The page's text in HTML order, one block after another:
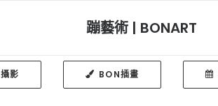
蹦藝術 | BONART
影 BON插畫